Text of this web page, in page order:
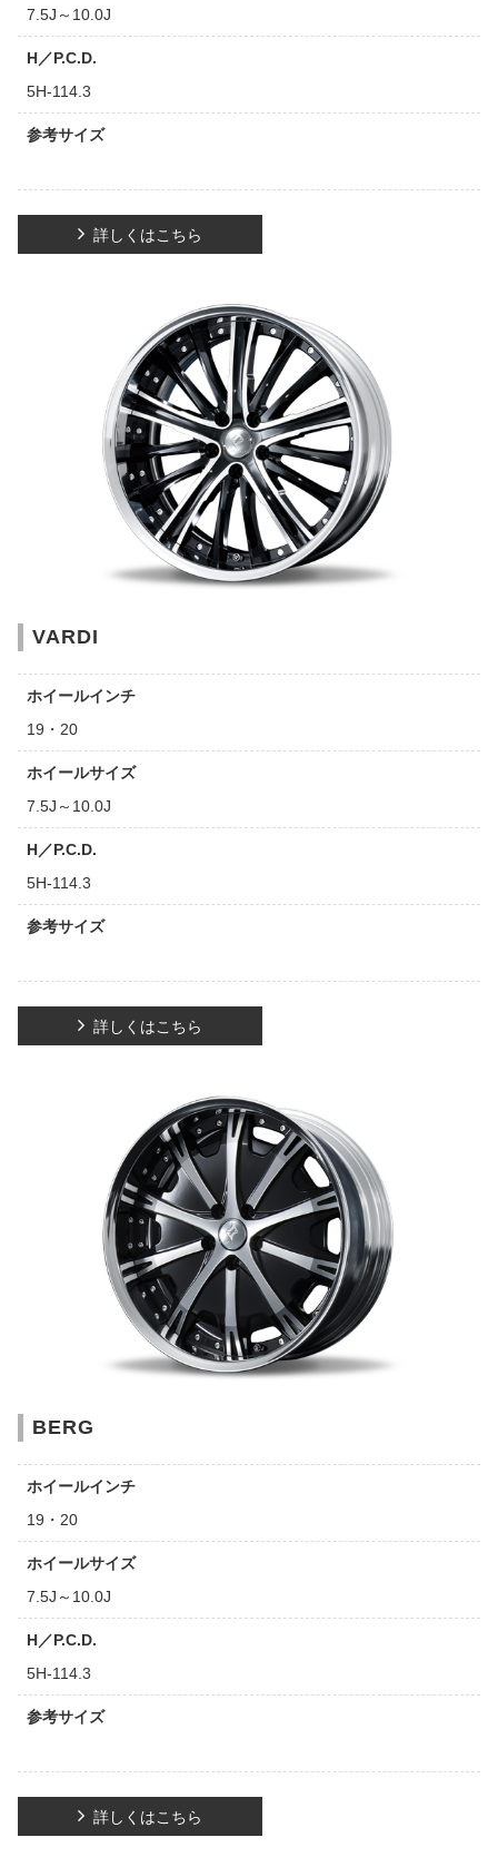
7.5J～10.0J
H／P.C.D.
5H-114.3
参考サイズ
詳しくはこちら
VARDI
ホイールインチ
19・20
ホイールサイズ
7.5J～10.0J
H／P.C.D.
5H-114.3
参考サイズ
詳しくはこちら
BERG
ホイールインチ
19・20
ホイールサイズ
7.5J～10.0J
H／P.C.D.
5H-114.3
参考サイズ
詳しくはこちら